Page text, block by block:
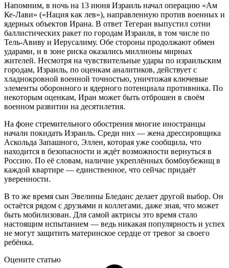
Напомним, в ночь на 13 июня Израиль начал операцию «Ам
Ке-Лави» («Нация как лев»), направленную против военных и
ядерных объектов Ирана. В ответ Тегеран выпустил сотни
баллистических ракет по городам Израиля, в том числе по
Тель-Авиву и Иерусалиму. Обе стороны продолжают обмен
ударами, и в зоне риска оказались миллионы мирных
жителей. Несмотря на чувствительные удары по израильским
городам, Израиль, по оценкам аналитиков, действует с
хладнокровной военной точностью, уничтожая ключевые
элементы оборонного и ядерного потенциала противника. По
некоторым оценкам, Иран может быть отброшен в своём
военном развитии на десятилетия.
На фоне стремительного обострения многие иностранцы
начали покидать Израиль. Среди них — жена дрессировщика
Аскольда Запашного, Эллен, которая уже сообщила, что
находится в безопасности и ждёт возможности вернуться в
Россию. По её словам, наличие укреплённых бомбоубежищ в
каждой квартире — единственное, что сейчас придаёт
уверенности.
В то же время сын Эвелины Бледанс делает другой выбор. Он
остаётся рядом с друзьями и коллегами, даже зная, что может
быть мобилизован. Для самой актрисы это время стало
настоящим испытанием — ведь никакая популярность и успех
не могут защитить материнское сердце от тревог за своего
ребёнка.
Оцените статью